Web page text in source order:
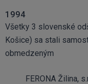
1994
Všetky 3 slovenské
Košice) sa stali
obmedzeným
FERONA Žilina,